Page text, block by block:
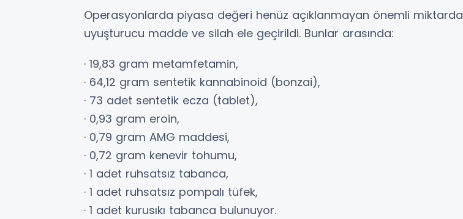
Operasyonlarda piyasa değeri henüz açıklanmayan önemli miktarda
uyuşturucu madde ve silah ele geçirildi. Bunlar arasında:
· 19,83 gram metamfetamin,
· 64,12 gram sentetik kannabinoid (bonzai),
· 73 adet sentetik ecza (tablet),
· 0,93 gram eroin,
· 0,79 gram AMG maddesi,
· 0,72 gram kenevir tohumu,
· 1 adet ruhsatsız tabanca,
· 1 adet ruhsatsız pompalı tüfek,
· 1 adet kurusıkı tabanca bulunuyor.